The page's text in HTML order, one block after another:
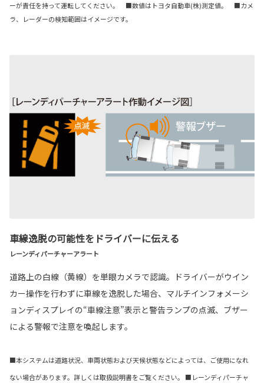
ーが責任を持って運転してください。 ■数値はトヨタ自動車(株)測定値。 ■カメ
ラ、レーダーの検知範囲はイメージです。
車線逸脱の可能性をドライバーに伝える
レーンディパーチャーアラート
道路上の白線（黄線）を単眼カメラで認識。ドライバーがウイン
カー操作を行わずに車線を逸脱した場合、マルチインフォメーシ
ョンディスプレイの“車線注意”表示と警告ランプの点滅、ブザー
による警報で注意を喚起します。
■本システムは道路状況、車両状態および天候状態などによっては、ご使用になれ
ない場合があります。詳しくは取扱説明書をご覧ください。 ■レーンディパーチャ